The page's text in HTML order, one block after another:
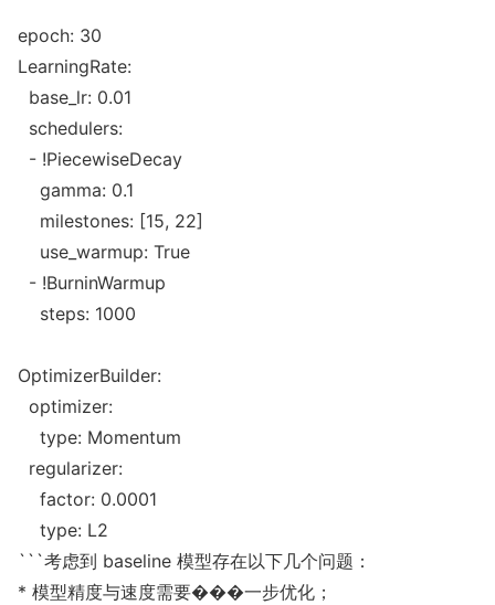
epoch: 30
LearningRate:
base_lr: 0.01
schedulers:
- !PiecewiseDecay
gamma: 0.1
milestones: [15, 22]
use_warmup: True
- !BurninWarmup
steps: 1000
OptimizerBuilder:
optimizer:
type: Momentum
regularizer:
factor: 0.0001
type: L2
```考虑到 baseline 模型存在以下几个问题：
* 模型精度与速度需要���一步优化；